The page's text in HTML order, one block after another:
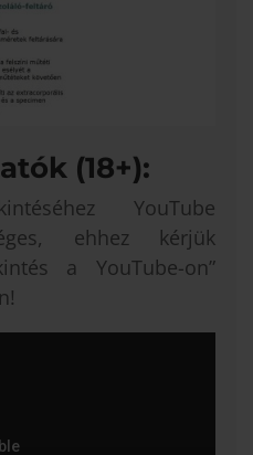
(18+):
YouTube
ehhez kérjük
a YouTube-on”